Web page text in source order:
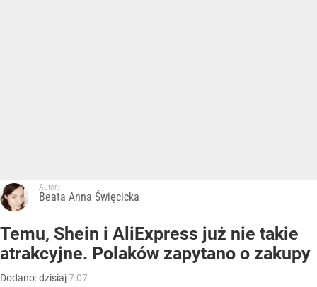
Autor:
Beata Anna Święcicka
Temu, Shein i AliExpress już nie takie
atrakcyjne. Polaków zapytano o zakupy
Dodano:dzisiaj7:07